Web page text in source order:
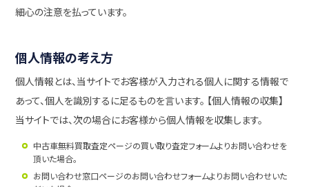
店舗紹介
シリアルナンバーの解説
細心の注意を払っています。
個人情報の考え方
個人情報とは、当サイトでお客様が入力される個人に関する情報で
あって、個人を識別するに足るものを言います。 【個人情報の収集】
当サイトでは、次の場合にお客様から個人情報を収集します。
中古車無料買取査定ページの買い取り査定フォームよりお問い合わせを
頂いた場合。
お問い合わせ窓口ページのお問い合わせフォームよりお問い合わせいた